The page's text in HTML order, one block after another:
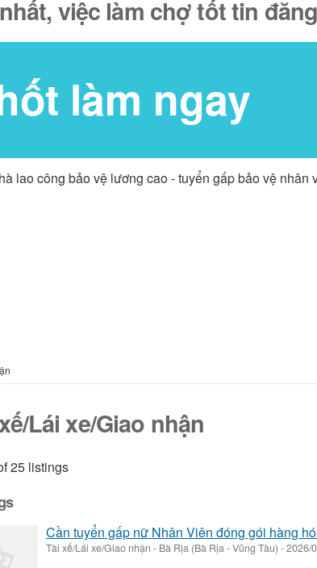
việc làm chợ tốt tin
làm ngay
lao công bảo vệ lương cao - tuyển gấp bảo vệ nhân
Lái xe/Giao nhận
25 listings
Cần tuyển gấp nữ Nhân Viên đóng gói hàng
Tài xế/Lái xe/Giao nhận - Bà Rịa (Bà Rịa - Vũng Tàu) -2026/